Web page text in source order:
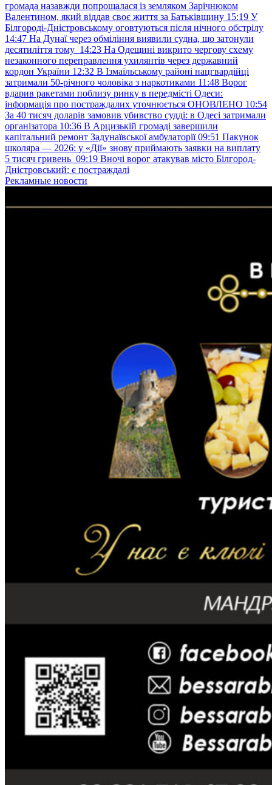
громада назавжди попрощалася із земляком Зарічнюком
Валентином, який віддав своє життя за Батьківщину 15:19 У
Білгороді-Дністровському оговтуються після нічного обстрілу
14:47 На Дунаї через обміління виявили судна, що затонули
десятиліття тому 14:23 На Одещині викрито чергову схему
незаконного переправлення ухилянтів через державний
кордон України 12:32 В Ізмаїльському районі нацгвардійці
затримали 50-річного чоловіка з наркотиками 11:48 Ворог
вдарив ракетами поблизу ринку в передмісті Одеси:
інформація про постраждалих уточнюється ОНОВЛЕНО 10:54
За 40 тисяч доларів замовив убивство судді: в Одесі затримали
організатора 10:36 В Арцизькій громаді завершили
капітальний ремонт Задунаївської амбулаторії 09:51 Пакунок
школяра — 2026: у «Дії» знову приймають заявки на виплату
5 тисяч гривень 09:19 Вночі ворог атакував місто Білгород-
Дністровський: є постраждалі
Рекламные новости